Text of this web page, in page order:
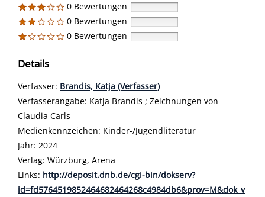
0 Bewertungen
0 Bewertungen
0 Bewertungen
Details
Verfasser: Suche nach diesem Verfasser
Brandis, Katja (Verfasser)
Verfasserangabe: Katja Brandis ; Zeichnungen von
Claudia Carls
Medienkennzeichen: Kinder-/Jugendliteratur
Jahr: 2024
Verlag: Würzburg, Arena
opens in new tab
Links: Diesen Link in neuem Tab öffnen
http://deposit.dnb.de/cgi-bin/dokserv?
id=fd5764519852464682464268c4984db6&prov=M&dok_v